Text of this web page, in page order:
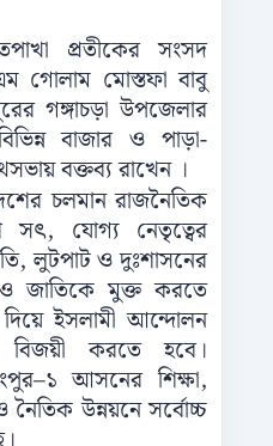
প্রতীকের সংসদ
গোলাম মোস্তফা বাবু
গঙ্গাচড়া উপজেলার
বাজার ও পাড়া-
বক্তব্য রাখেন ।
চলমান রাজনৈতিক
সৎ, যোগ্য নেতৃত্বের
লুটপাট ও দুঃশাসনের
জাতিকে মুক্ত করতে
ইসলামী আন্দোলন
বিজয়ী করতে হবে।
আসনের শিক্ষা,
নৈতিক উন্নয়নে সর্বোচ্চ